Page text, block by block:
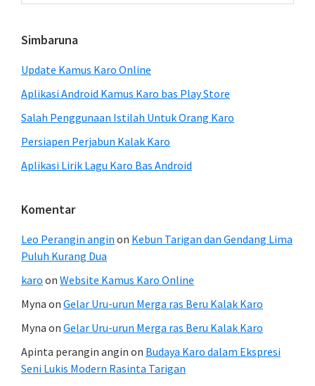
Simbaruna
Update Kamus Karo Online
Aplikasi Android Kamus Karo bas Play Store
Salah Penggunaan Istilah Untuk Orang Karo
Persiapen Perjabun Kalak Karo
Aplikasi Lirik Lagu Karo Bas Android
Komentar
Leo Perangin angin on Kebun Tarigan dan Gendang Lima
Puluh Kurang Dua
karo on Website Kamus Karo Online
Myna on Gelar Uru-urun Merga ras Beru Kalak Karo
Myna on Gelar Uru-urun Merga ras Beru Kalak Karo
Apinta perangin angin on Budaya Karo dalam Ekspresi
Seni Lukis Modern Rasinta Tarigan